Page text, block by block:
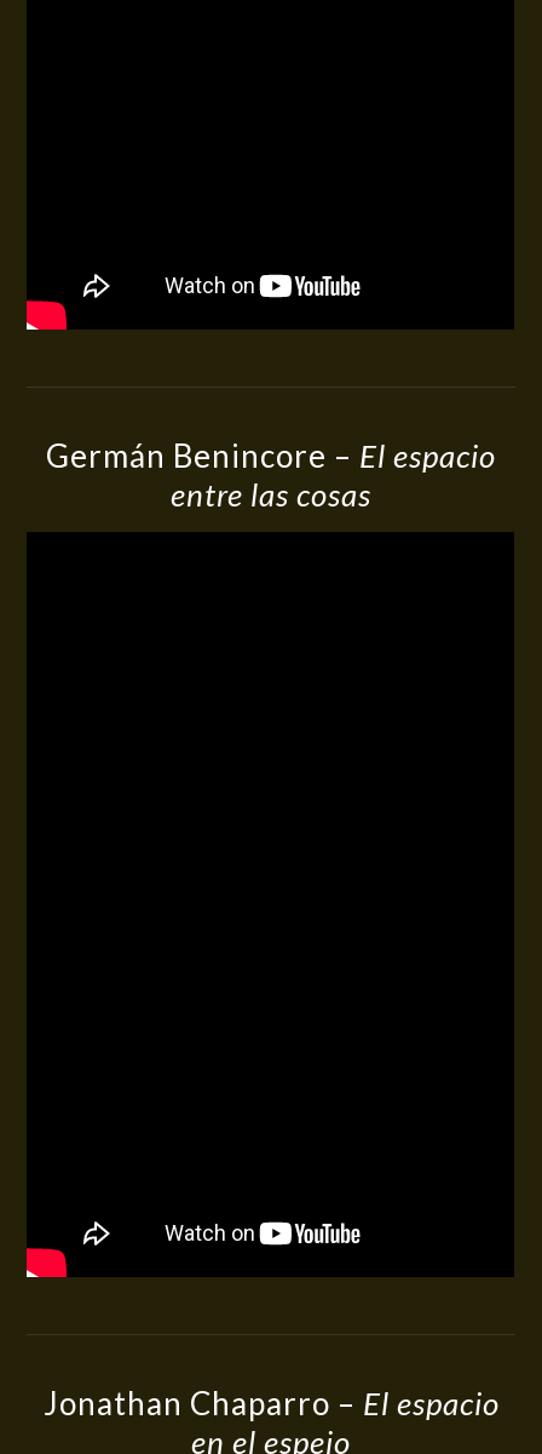
Germán Benincore – El espacio
entre las cosas
Jonathan Chaparro – El espacio
en el espejo